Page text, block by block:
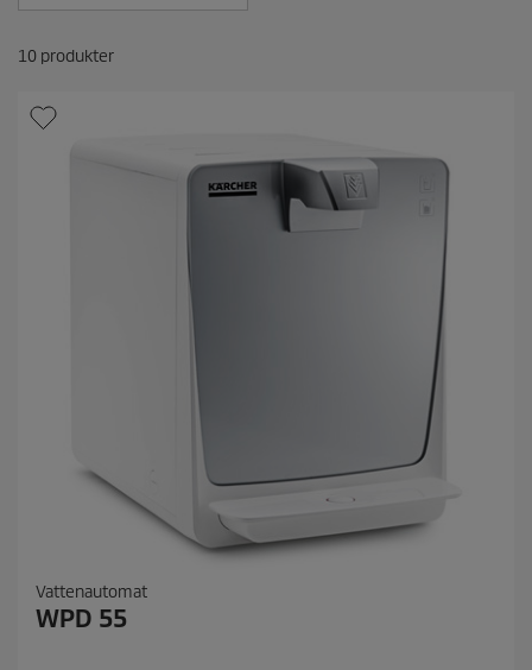
10 produkter
Vattenautomat
WPD 55